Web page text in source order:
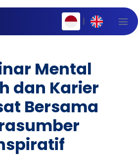
|
Mental
dan Karier
Bersama